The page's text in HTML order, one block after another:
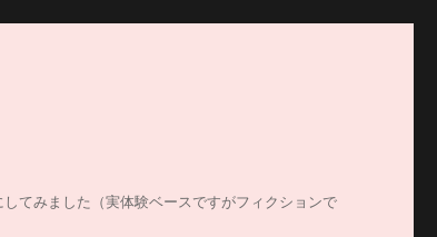
みました（実体験ベースですがフィクションで